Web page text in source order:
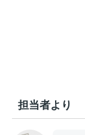
担当者より